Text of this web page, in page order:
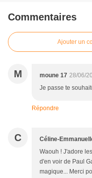
Commentaires
Ajouter un
M moune 17 28/06/
Je passe te
Répondre
C Céline-
Waouh ! J'adore
d'en voir de Paul
magique... Merci